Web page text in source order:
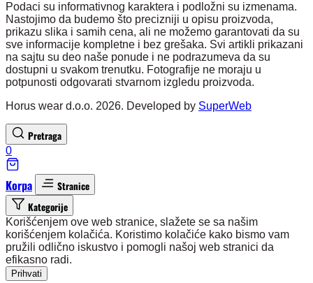
Podaci su informativnog karaktera i podložni su izmenama.
Nastojimo da budemo što precizniji u opisu proizvoda,
prikazu slika i samih cena, ali ne možemo garantovati da su
sve informacije kompletne i bez grešaka. Svi artikli prikazani
na sajtu su deo naše ponude i ne podrazumeva da su
dostupni u svakom trenutku. Fotografije ne moraju u
potpunosti odgovarati stvarnom izgledu proizvoda.
Horus wear d.o.o. 2026. Developed by SuperWeb
Pretraga
0
Korpa
Stranice
Kategorije
Korišćenjem ove web stranice, slažete se sa našim
korišćenjem kolačića. Koristimo kolačiće kako bismo vam
pružili odlično iskustvo i pomogli našoj web stranici da
efikasno radi.
Prihvati